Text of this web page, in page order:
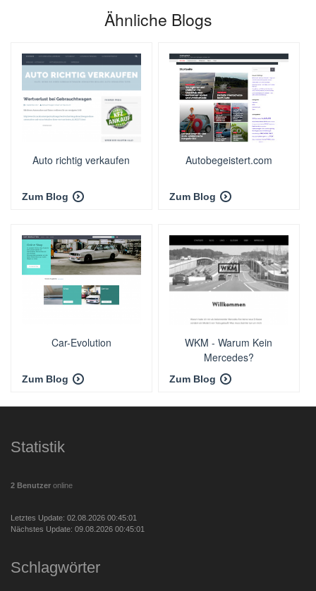
Ähnliche Blogs
Auto richtig verkaufen
Zum Blog
Autobegeistert.com
Zum Blog
Car-Evolution
Zum Blog
WKM - Warum Kein
Mercedes?
Zum Blog
Statistik
2 Benutzer online
Letztes Update: 02.08.2026 00:45:01
Nächstes Update: 09.08.2026 00:45:01
Schlagwörter